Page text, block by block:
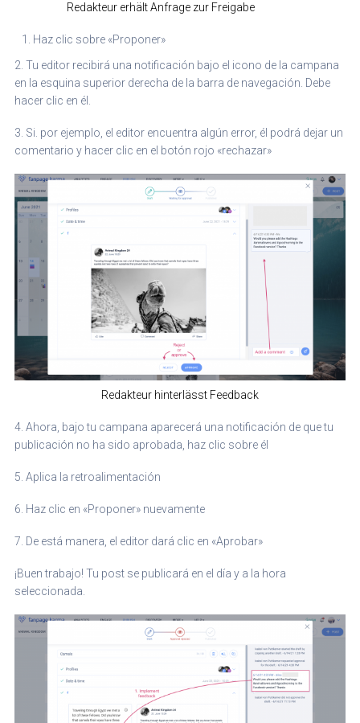
Redakteur erhält Anfrage zur Freigabe
Haz clic sobre «Proponer»
2. Tu editor recibirá una notificación bajo el icono de la campana
en la esquina superior derecha de la barra de navegación. Debe
hacer clic en él.
3. Si. por ejemplo, el editor encuentra algún error, él podrá dejar un
comentario y hacer clic en el botón rojo «rechazar»
Redakteur hinterlässt Feedback
4. Ahora, bajo tu campana aparecerá una notificación de que tu
publicación no ha sido aprobada, haz clic sobre él
5. Aplica la retroalimentación
6. Haz clic en «Proponer» nuevamente
7. De está manera, el editor dará clic en «Aprobar»
¡Buen trabajo! Tu post se publicará en el día y a la hora
seleccionada.